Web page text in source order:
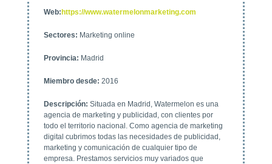
Web: https://www.watermelonmarketing.com
Sectores: Marketing online
Provincia: Madrid
Miembro desde: 2016
Descripción: Situada en Madrid, Watermelon es una
agencia de marketing y publicidad, con clientes por
todo el territorio nacional. Como agencia de marketing
digital cubrimos todas las necesidades de publicidad,
marketing y comunicación de cualquier tipo de
empresa. Prestamos servicios muy variados que